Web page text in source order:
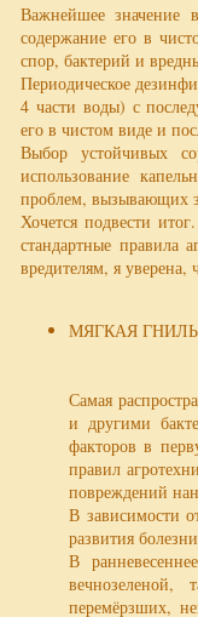
Важнейшее значение
содержание его в
спор, бактерий и
Периодическое
4 части воды) с
его в чистом виде и
Выбор устойчивых
использование
проблем, вызывающих
Хочется подвести
стандартные правила
вредителям, я
МЯГКАЯ
Самая
и другими
факторов в
правил
повреждений
В зависимости
развития
В
перемёрзших,